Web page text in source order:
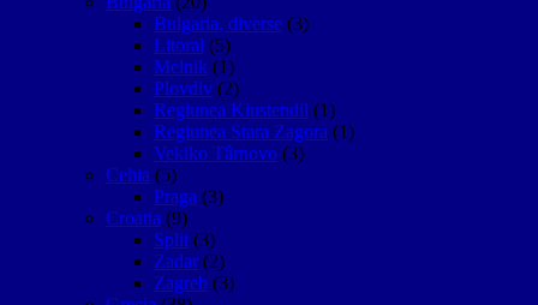
Bulgaria, diverse (3)
Litoral (5)
Melnik (1)
Plovdiv (2)
Regiunea Kiustendil (1)
Regiunea Stara Zagora (1)
Vekiko Târnovo (3)
Cehia (5)
Praga (3)
Croatia (9)
Split (3)
Zadar (2)
Zagreb (3)